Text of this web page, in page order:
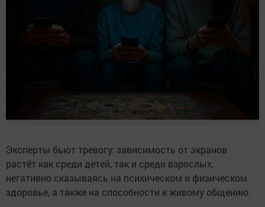
Эксперты бьют тревогу: зависимость от экранов
растёт как среди детей, так и среди взрослых,
негативно сказываясь на психическом и физическом
здоровье, а также на способности к живому общению.